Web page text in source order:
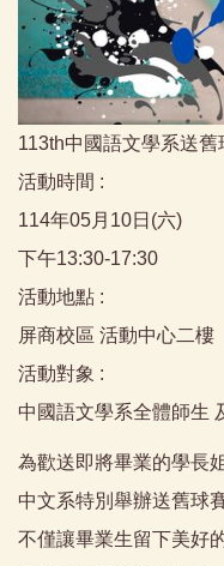
113th中國語文學系送
活動時間 :
114年05月10日(六)
下午13:30-17:30
活動地點 :
屏商校區 活動中心二樓
活動對象 :
中國語文學系全體師生
為歡送即將畢業的學長
中文系特別舉辦送舊球
不僅讓畢業生留下美好